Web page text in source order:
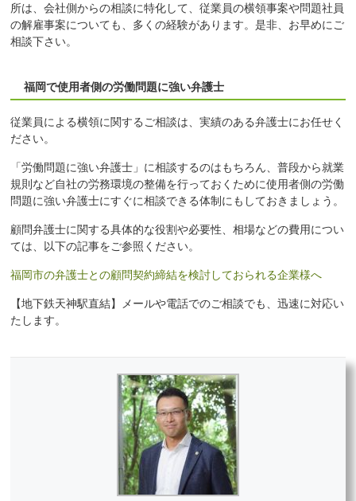
所は、会社側からの相談に特化して、従業員の横領事案や問題社員
の解雇事案についても、多くの経験があります。是非、お早めにご
相談下さい。
福岡で使用者側の労働問題に強い弁護士
従業員による横領に関するご相談は、実績のある弁護士にお任せく
ださい。
「労働問題に強い弁護士」に相談するのはもちろん、普段から就業
規則など自社の労務環境の整備を行っておくために使用者側の労働
問題に強い弁護士にすぐに相談できる体制にもしておきましょう。
顧問弁護士に関する具体的な役割や必要性、相場などの費用につい
ては、以下の記事をご参照ください。
福岡市の弁護士との顧問契約締結を検討しておられる企業様へ
【地下鉄天神駅直結】メールや電話でのご相談でも、迅速に対応い
たします。